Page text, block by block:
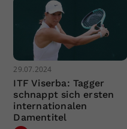
29.07.2024
ITF Viserba: Tagger
schnappt sich ersten
internationalen
Damentitel